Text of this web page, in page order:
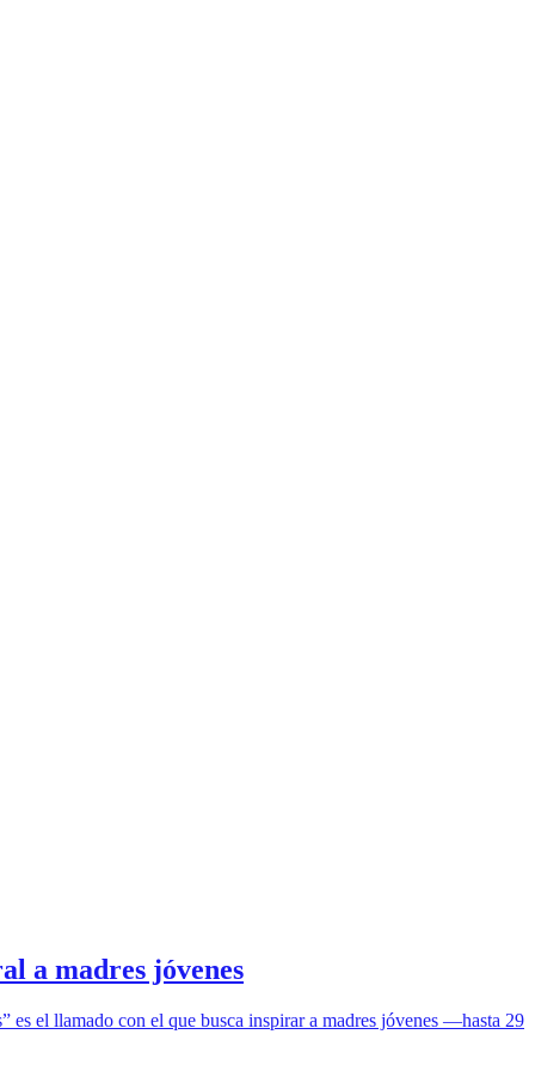
a madres jóvenes
es el llamado con el que busca inspirar a madres jóvenes —hasta 29